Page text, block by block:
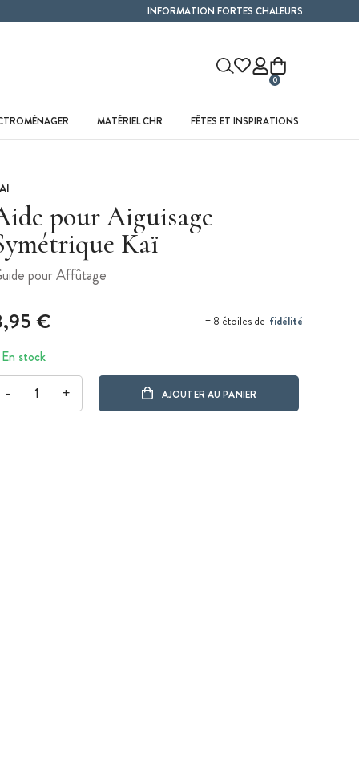
INFORMATION FORTES CHALEURS
0
MATÉRIEL CHR FÊTES ET INSPIRATIONS
pour Aiguisage
Kaï
pour Affûtage
€ + 8 étoiles de fidélité
En stock
- + AJOUTER AU PANIER